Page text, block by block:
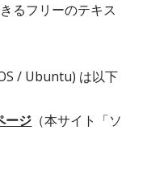
るフリーのテキス
/ Ubuntu) は以下
ージ （本サイト「ソ